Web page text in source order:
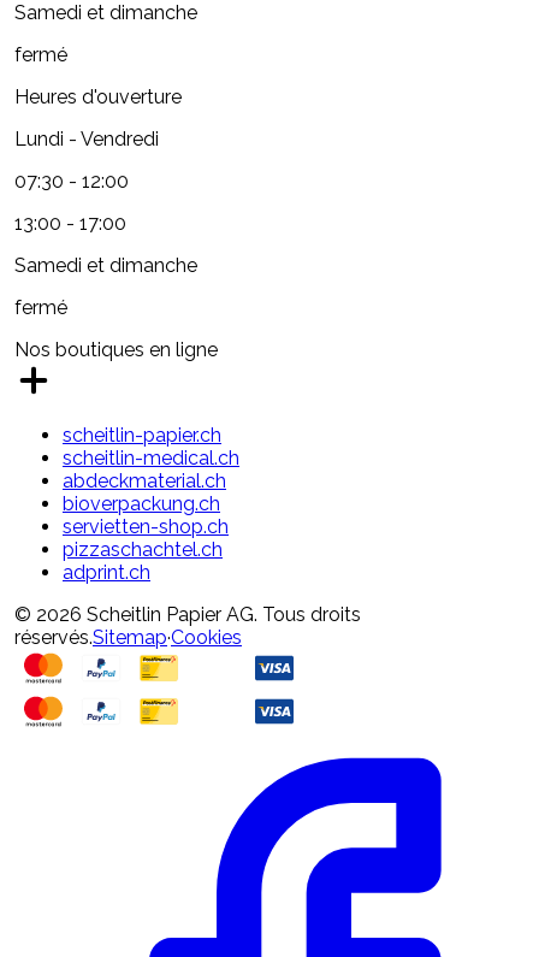
Samedi et dimanche
fermé
Heures d'ouverture
Lundi - Vendredi
07:30 - 12:00
13:00 - 17:00
Samedi et dimanche
fermé
Nos boutiques en ligne
scheitlin-papier.ch
scheitlin-medical.ch
abdeckmaterial.ch
bioverpackung.ch
servietten-shop.ch
pizzaschachtel.ch
adprint.ch
© 2026 Scheitlin Papier AG. Tous droits
réservés.Sitemap·Cookies